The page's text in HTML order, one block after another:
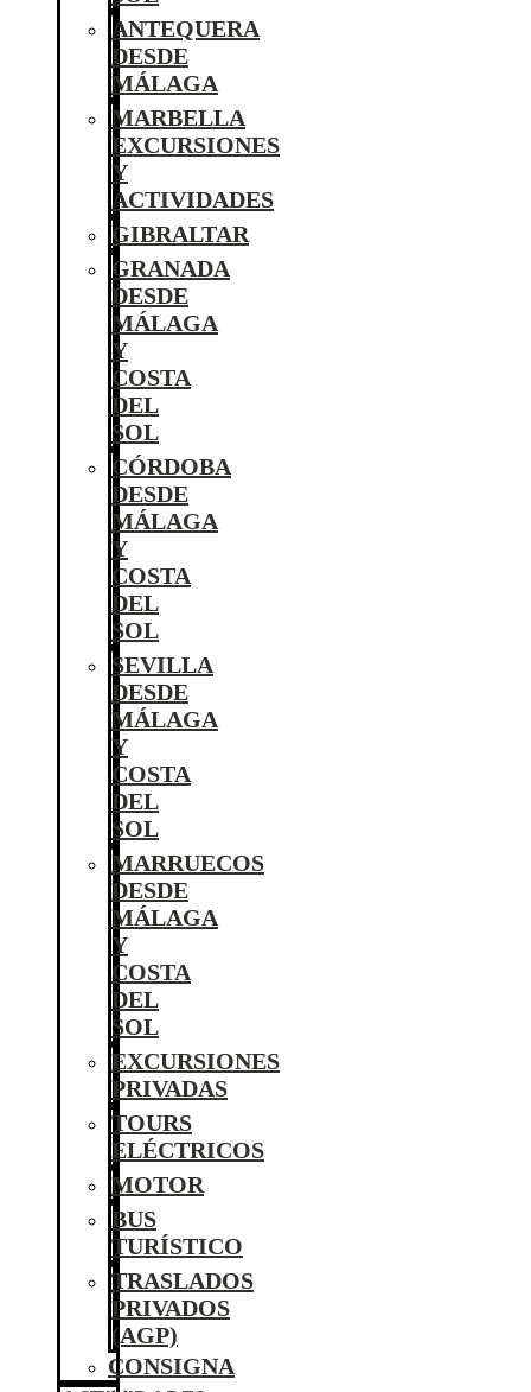
ANTEQUERA
DESDE
MÁLAGA
MARBELLA
EXCURSIONES
Y
ACTIVIDADES
GIBRALTAR
GRANADA
DESDE
MÁLAGA
Y
COSTA
DEL
SOL
CÓRDOBA
DESDE
MÁLAGA
Y
COSTA
DEL
SOL
SEVILLA
DESDE
MÁLAGA
Y
COSTA
DEL
SOL
MARRUECOS
DESDE
MÁLAGA
Y
COSTA
DEL
SOL
EXCURSIONES
PRIVADAS
TOURS
ELÉCTRICOS
MOTOR
BUS
TURÍSTICO
TRASLADOS
PRIVADOS
(AGP)
CONSIGNA